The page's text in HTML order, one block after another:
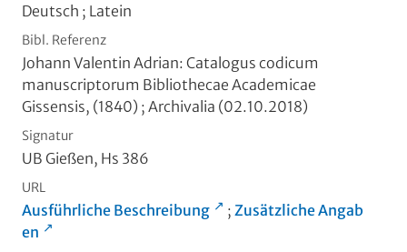
Deutsch ; Latein
Bibl. Referenz
Johann Valentin Adrian: Catalogus codicum
manuscriptorum Bibliothecae Academicae
Gissensis, (1840) ; Archivalia (02.10.2018)
Signatur
UB Gießen, Hs 386
URL
Ausführliche Beschreibung ; Zusätzliche Angab
en